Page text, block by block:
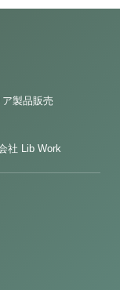
製品販売
社 Lib Work